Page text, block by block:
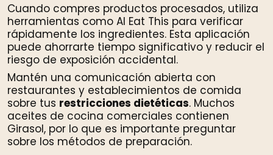
Cuando compres productos procesados, utiliza
herramientas como AI Eat This para verificar
rápidamente los ingredientes. Esta aplicación
puede ahorrarte tiempo significativo y reducir el
riesgo de exposición accidental.
Mantén una comunicación abierta con
restaurantes y establecimientos de comida
sobre tus restricciones dietéticas. Muchos
aceites de cocina comerciales contienen
Girasol, por lo que es importante preguntar
sobre los métodos de preparación.